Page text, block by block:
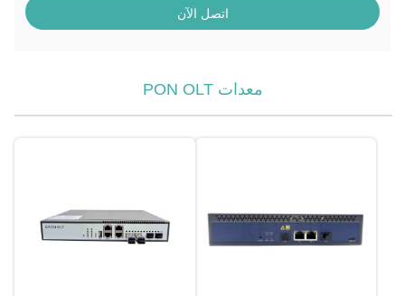
اتصل الآن
معدات PON OLT